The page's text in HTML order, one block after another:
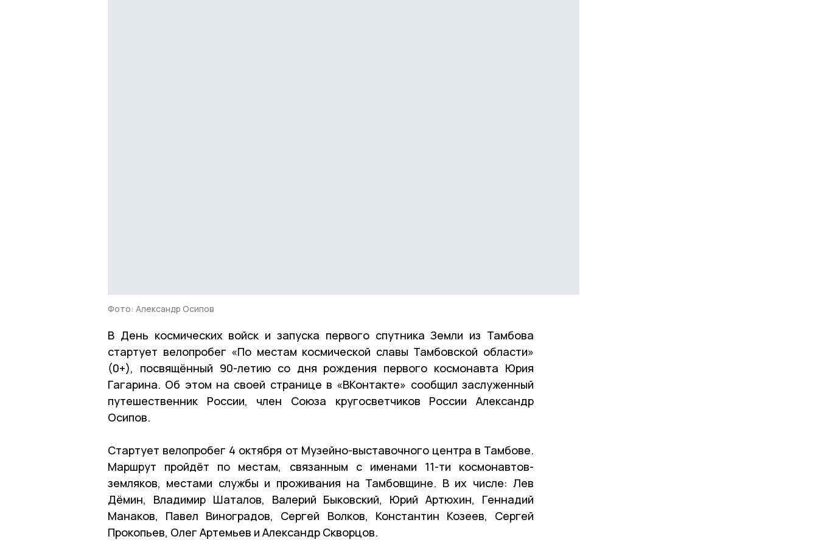
Фото: Александр Осипов
В День космических войск и запуска первого спутника Земли из Тамбова
стартует велопробег «По местам космической славы Тамбовской области»
(0+), посвящённый 90-летию со дня рождения первого космонавта Юрия
Гагарина. Об этом на своей странице в «ВКонтакте» сообщил заслуженный
путешественник России, член Союза кругосветчиков России Александр
Осипов.
Стартует велопробег 4 октября от Музейно-выставочного центра в Тамбове.
Маршрут пройдёт по местам, связанным с именами 11-ти космонавтов-
земляков, местами службы и проживания на Тамбовщине. В их числе: Лев
Дёмин, Владимир Шаталов, Валерий Быковский, Юрий Артюхин, Геннадий
Манаков, Павел Виноградов, Сергей Волков, Константин Козеев, Сергей
Прокопьев, Олег Артемьев и Александр Скворцов.